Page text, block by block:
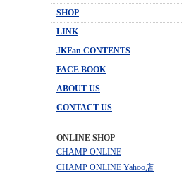
SHOP
LINK
JKFan CONTENTS
FACE BOOK
ABOUT US
CONTACT US
ONLINE SHOP
CHAMP ONLINE
CHAMP ONLINE Yahoo店